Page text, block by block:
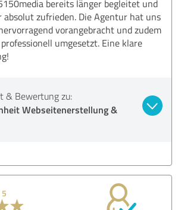
bereits länger begleitet und
absolut zufrieden. Die Agentur hat uns
vorangebracht und zudem
umgesetzt. Eine klare
& Bewertung zu:
Webseitenerstellung &